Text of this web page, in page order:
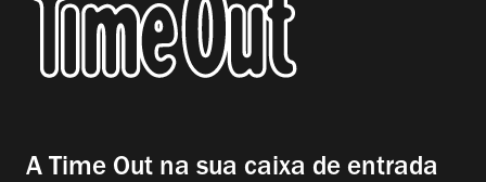
A Time Out na sua caixa de entrada